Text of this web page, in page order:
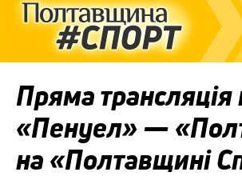
Пряма
«Пенуел» —
на «Полтавщині